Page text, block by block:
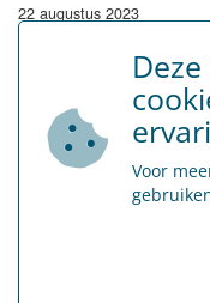
22 augustus 2023
Ziek tijdens
nieuwe
Omdat Europa oplegt
Voor